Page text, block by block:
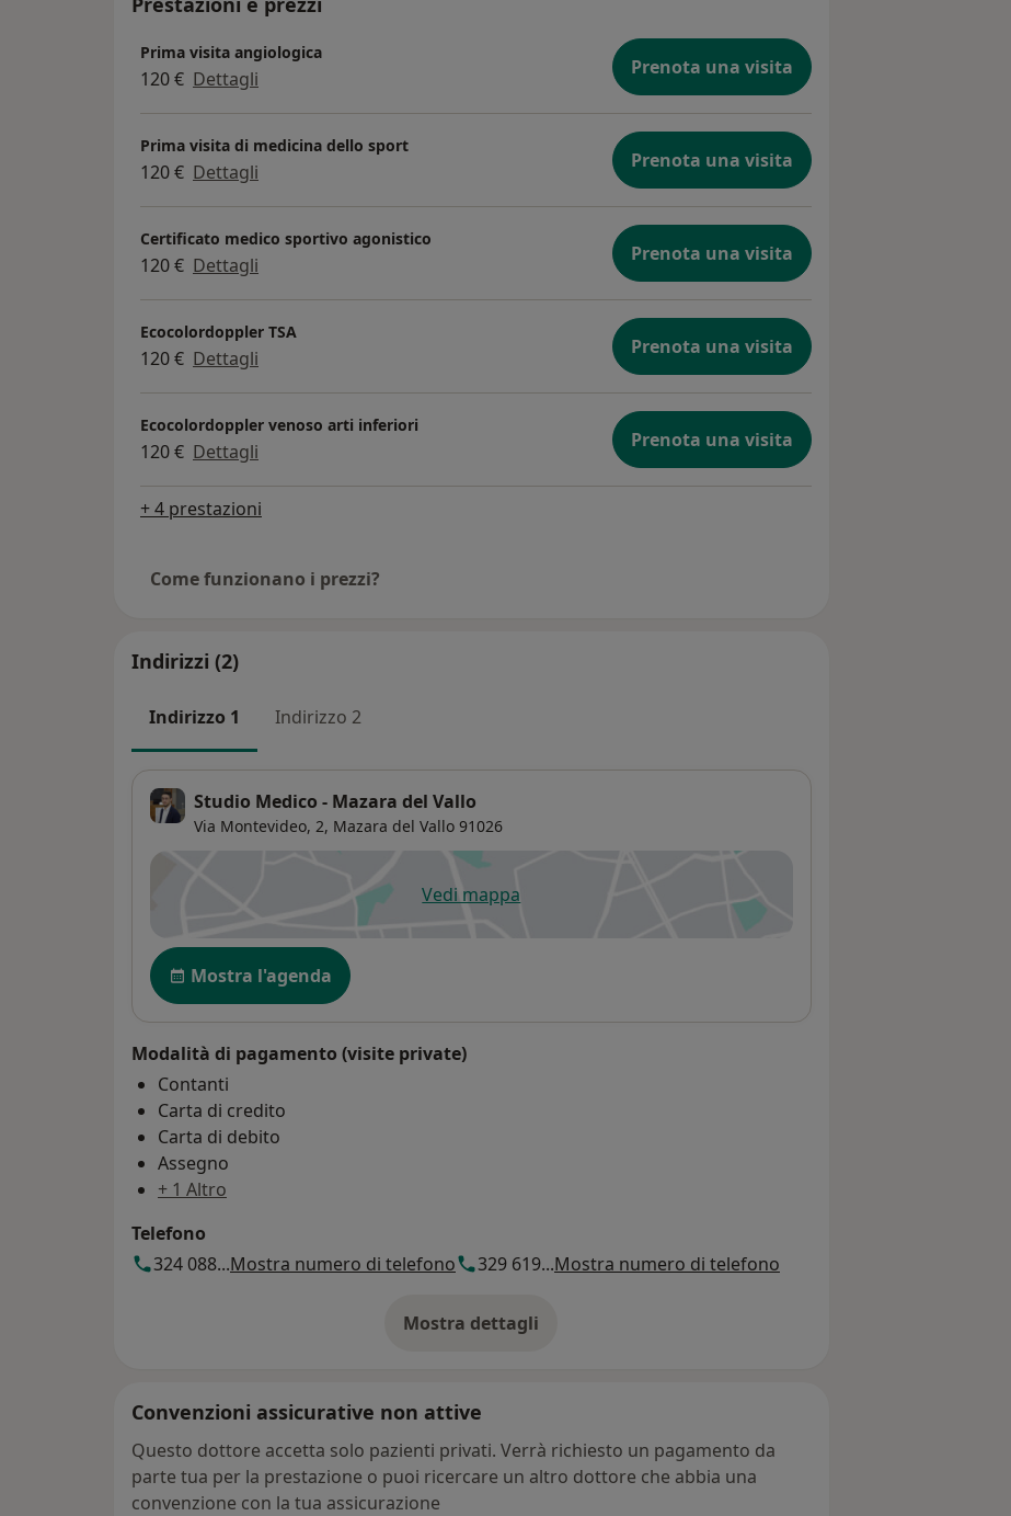
Prima visita angiologica
120 € Dettagli Prenota una visita
Prima visita di medicina dello sport
120 € Dettagli Prenota una visita
Certificato medico sportivo agonistico
120 € Dettagli Prenota una visita
Ecocolordoppler TSA
120 € Dettagli Prenota una visita
Ecocolordoppler venoso arti inferiori
120 € Dettagli Prenota una visita
+ 4 prestazioni
Come funzionano i prezzi?
Indirizzi (2)
Indirizzo 1 Indirizzo 2
Studio Medico - Mazara del Vallo
Via Montevideo, 2, Mazara del Vallo 91026
Vedi mappasi apre in una nuova scheda
Disponibilità
Mostra l'agenda
Modalità di pagamento (visite private)
Contanti
Carta di credito
Carta di debito
Assegno
+ 1 Altro
Telefono
324 088...Mostra numero di telefono 329 619...Mostra numero di telefono
Mostra dettagli
sull'indirizzo
Convenzioni assicurative non attive
Questo dottore accetta solo pazienti privati. Verrà richiesto un pagamento da
parte tua per la prestazione o puoi ricercare un altro dottore che abbia una
convenzione con la tua assicurazione